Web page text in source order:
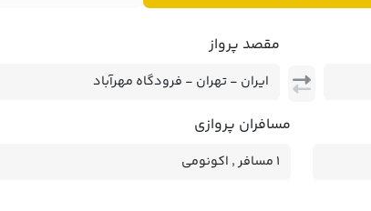
مقصد پرواز
مسافران پروازی